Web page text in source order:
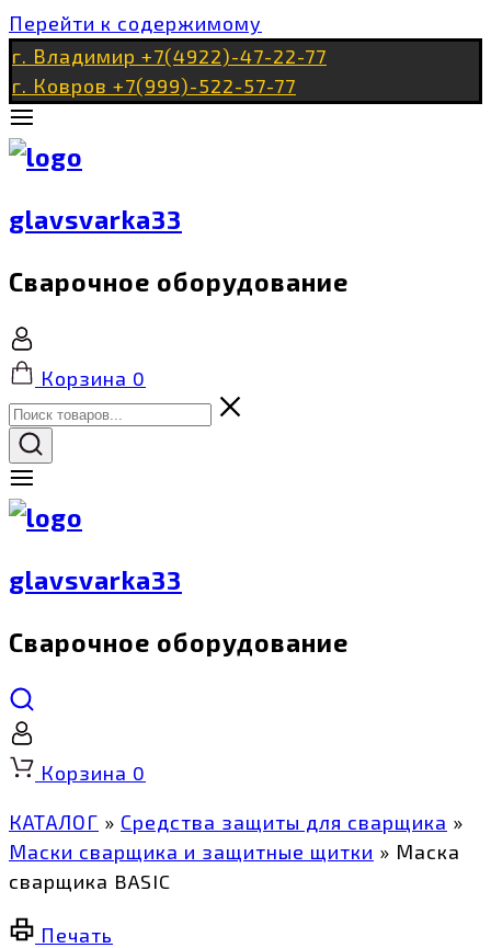
Перейти к содержимому
г. Владимир +7(4922)-47-22-77
г. Ковров +7(999)-522-57-77
glavsvarka33
Сварочное оборудование
Корзина 0
glavsvarka33
Сварочное оборудование
Корзина 0
КАТАЛОГ » Средства защиты для сварщика »
Маски сварщика и защитные щитки » Маска
сварщика BASIC
Печать